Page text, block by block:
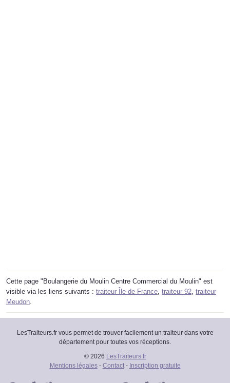
Cette page "Boulangerie du Moulin Centre Commercial du Moulin" est
visible via les liens suivants : traiteur Île-de-France traiteur 92 traiteur
Meudon
LesTraiteurs.fr vous permet de trouver facilement un traiteur dans votre
département pour toutes vos réceptions.
© 2026 LesTraiteurs.fr
Mentions légales- Contact- Inscription gratuite